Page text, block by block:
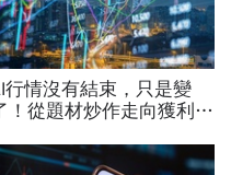
行情沒有結束，只是變
！從題材炒作走向獲利驗